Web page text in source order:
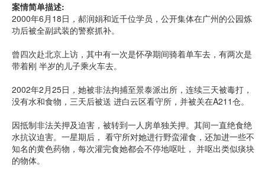
案情简单描述:
2000年6月18日，郝润娟和近千位学员，公开集体在广州的公园炼
功后被全副武装的警察抓补。
曾四次赴北京上访，其中有一次是怀孕期间骑着单车去，有两次是
带着刚 半岁的儿子乘火车去。
2002年2月25日，她被非法拘捕至景泰派出所，连续三天被毒打，
没有水和食物，三天后被送 进白云区看守所，并被关在A211仓。
因抵制非法关押及迫害，被转到一人房单独关押。其间一直绝食绝
水抗议迫害。一星期后， 看守所对她进行野蛮灌食，还加进一些不
知名的黄色药物，每次灌完食她都会不停地呕吐， 并呕出类似痰块
的物体。